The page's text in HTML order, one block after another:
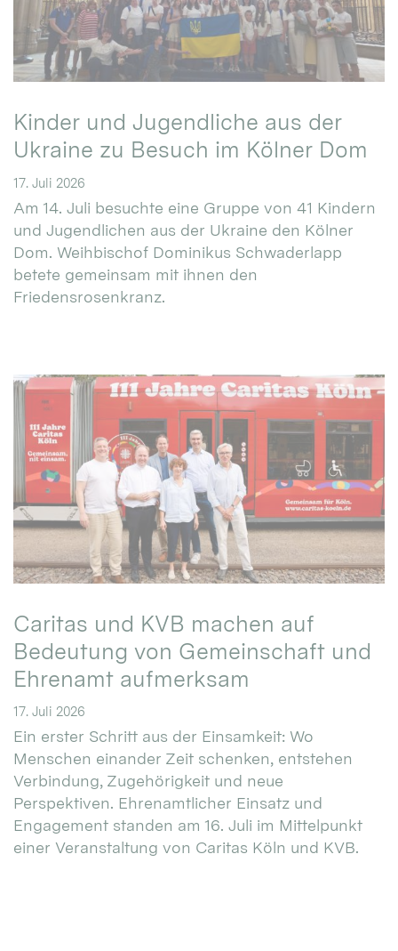
Kinder und Jugendliche aus der
Ukraine zu Besuch im Kölner Dom
17. Juli 2026
Am 14. Juli besuchte eine Gruppe von 41 Kindern
und Jugendlichen aus der Ukraine den Kölner
Dom. Weihbischof Dominikus Schwaderlapp
betete gemeinsam mit ihnen den
Friedensrosenkranz.
Caritas und KVB machen auf
Bedeutung von Gemeinschaft und
Ehrenamt aufmerksam
17. Juli 2026
Ein erster Schritt aus der Einsamkeit: Wo
Menschen einander Zeit schenken, entstehen
Verbindung, Zugehörigkeit und neue
Perspektiven. Ehrenamtlicher Einsatz und
Engagement standen am 16. Juli im Mittelpunkt
einer Veranstaltung von Caritas Köln und KVB.